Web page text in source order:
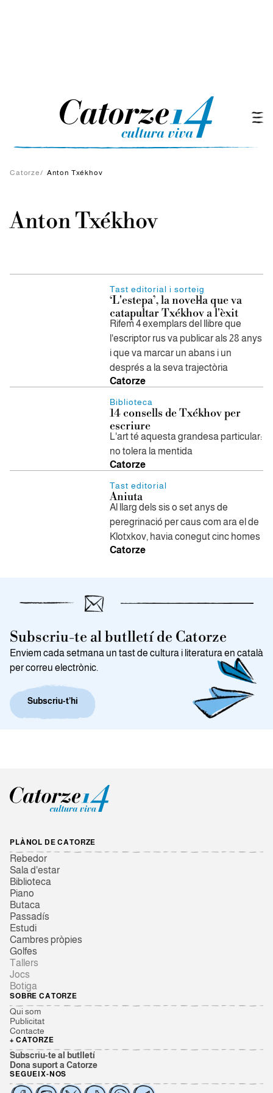
Catorze/ Anton Txékhov
Anton Txékhov
Tast editorial i sorteig
‘L'estepa’, la novel·la que va
catapultar Txékhov a l'èxit
Rifem 4 exemplars del llibre que
l'escriptor rus va publicar als 28 anys
i que va marcar un abans i un
després a la seva trajectòria
Catorze
Biblioteca
14 consells de Txékhov per
escriure
L'art té aquesta grandesa particular:
no tolera la mentida
Catorze
Tast editorial
Aniuta
Al llarg dels sis o set anys de
peregrinació per caus com ara el de
Klotxkov, havia conegut cinc homes
Catorze
Subscriu-te al butlletí de Catorze
Enviem cada setmana un tast de cultura i literatura en català
per correu electrònic.
Subscriu-t’hi
PLÀNOL DE CATORZE
Rebedor
Sala d'estar
Biblioteca
Piano
Butaca
Passadís
Estudi
Cambres pròpies
Golfes
Tallers
Jocs
Botiga
SOBRE CATORZE
Qui som
Publicitat
Contacte
+ CATORZE
Subscriu-te al butlletí
Dona suport a Catorze
SEGUEIX-NOS